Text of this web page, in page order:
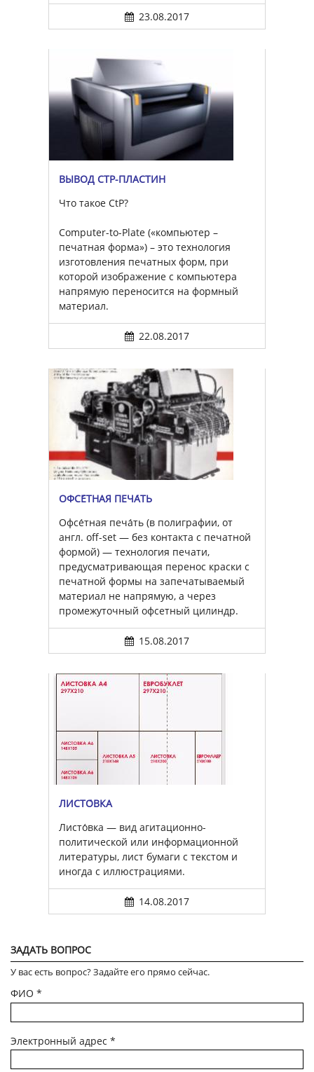
23.08.2017
ВЫВОД CTP-ПЛАСТИН
Что такое CtP?
Computer-to-Plate («компьютер –
печатная форма») – это технология
изготовления печатных форм, при
которой изображение с компьютера
напрямую переносится на формный
материал.
22.08.2017
ОФСЕ́ТНАЯ ПЕЧА́ТЬ
Офсе́тная печа́ть (в полиграфии, от
англ. off-set — без контакта с печатной
формой) — технология печати,
предусматривающая перенос краски с
печатной формы на запечатываемый
материал не напрямую, а через
промежуточный офсетный цилиндр.
15.08.2017
ЛИСТО́ВКА
Листо́вка — вид агитационно-
политической или информационной
литературы, лист бумаги с текстом и
иногда с иллюстрациями.
14.08.2017
ЗАДАТЬ ВОПРОС
У вас есть вопрос? Задайте его прямо сейчас.
ФИО *
Электронный адрес *